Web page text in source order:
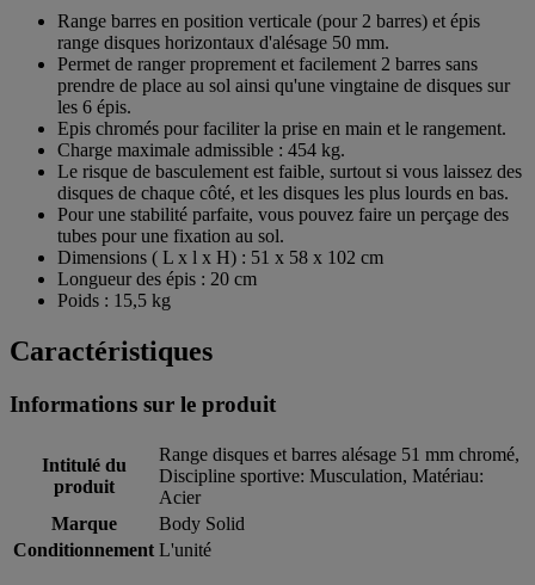
Range barres en position verticale (pour 2 barres) et épis
range disques horizontaux d'alésage 50 mm.
Permet de ranger proprement et facilement 2 barres sans
prendre de place au sol ainsi qu'une vingtaine de disques sur
les 6 épis.
Epis chromés pour faciliter la prise en main et le rangement.
Charge maximale admissible : 454 kg.
Le risque de basculement est faible, surtout si vous laissez des
disques de chaque côté, et les disques les plus lourds en bas.
Pour une stabilité parfaite, vous pouvez faire un perçage des
tubes pour une fixation au sol.
Dimensions ( L x l x H) : 51 x 58 x 102 cm
Longueur des épis : 20 cm
Poids : 15,5 kg
Caractéristiques
Informations sur le produit
Intitulé du
produit
Range disques et barres alésage 51 mm chromé,
Discipline sportive: Musculation, Matériau:
Acier
Marque
Body Solid
Conditionnement L'unité